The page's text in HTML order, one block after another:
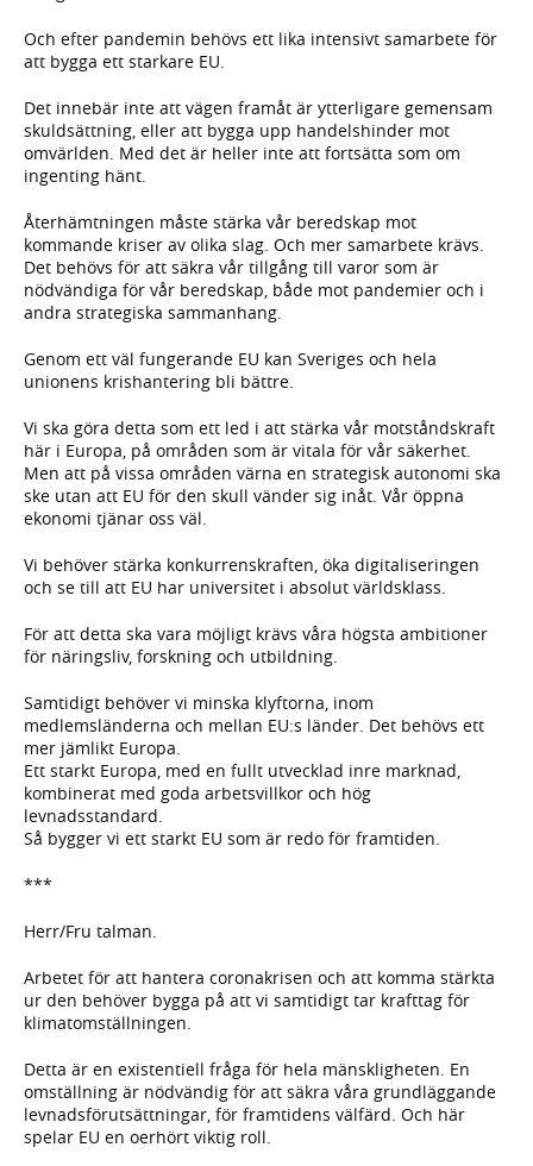
Och efter pandemin behövs ett lika intensivt samarbete för
att bygga ett starkare EU.
Det innebär inte att vägen framåt är ytterligare gemensam
skuldsättning, eller att bygga upp handelshinder mot
omvärlden. Med det är heller inte att fortsätta som om
ingenting hänt.
Återhämtningen måste stärka vår beredskap mot
kommande kriser av olika slag. Och mer samarbete krävs.
Det behövs för att säkra vår tillgång till varor som är
nödvändiga för vår beredskap, både mot pandemier och i
andra strategiska sammanhang.
Genom ett väl fungerande EU kan Sveriges och hela
unionens krishantering bli bättre.
Vi ska göra detta som ett led i att stärka vår motståndskraft
här i Europa, på områden som är vitala för vår säkerhet.
Men att på vissa områden värna en strategisk autonomi ska
ske utan att EU för den skull vänder sig inåt. Vår öppna
ekonomi tjänar oss väl.
Vi behöver stärka konkurrenskraften, öka digitaliseringen
och se till att EU har universitet i absolut världsklass.
För att detta ska vara möjligt krävs våra högsta ambitioner
för näringsliv, forskning och utbildning.
Samtidigt behöver vi minska klyftorna, inom
medlemsländerna och mellan EU:s länder. Det behövs ett
mer jämlikt Europa.
Ett starkt Europa, med en fullt utvecklad inre marknad,
kombinerat med goda arbetsvillkor och hög
levnadsstandard.
Så bygger vi ett starkt EU som är redo för framtiden.
***
Herr/Fru talman.
Arbetet för att hantera coronakrisen och att komma stärkta
ur den behöver bygga på att vi samtidigt tar krafttag för
klimatomställningen.
Detta är en existentiell fråga för hela mänskligheten. En
omställning är nödvändig för att säkra våra grundläggande
levnadsförutsättningar, för framtidens välfärd. Och här
spelar EU en oerhört viktig roll.